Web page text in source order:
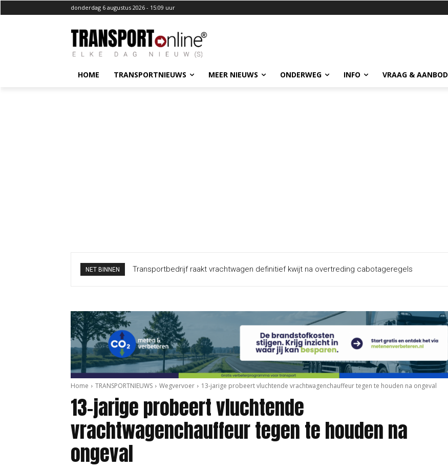
donderdag 6 augustus 2026 - 15:09 uur
HOME TRANSPORTNIEUWS MEER NIEUWS ONDERWEG INFO VRAAG & AANBOD
NET BINNEN Transportbedrijf raakt vrachtwagen definitief kwijt na overtreding cabotageregels
Home TRANSPORTNIEUWS Wegvervoer 13-jarige probeert vluchtende vrachtwagenchauffeur tegen te houden na ongeval
13-jarige probeert vluchtende
vrachtwagenchauffeur tegen te houden na
ongeval